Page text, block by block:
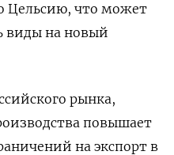
Цельсию, что может
виды на новый
рынка,
повышает
на экспорт в